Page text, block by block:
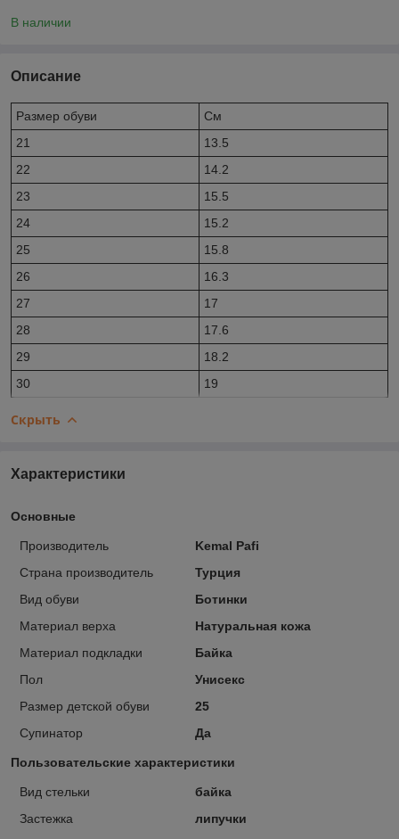
В наличии
Описание
Размер обуви
Cм
21
13.5
22
14.2
23
15.5
24
15.2
25
15.8
26
16.3
27
17
28
17.6
29
18.2
30
19
Скрыть
Характеристики
Основные
Производитель
Kemal Pafi
Страна производитель
Турция
Вид обуви
Ботинки
Материал верха
Натуральная кожа
Материал подкладки
Байка
Пол
Унисекс
Размер детской обуви
25
Супинатор
Да
Пользовательские характеристики
Вид стельки
байка
Застежка
липучки